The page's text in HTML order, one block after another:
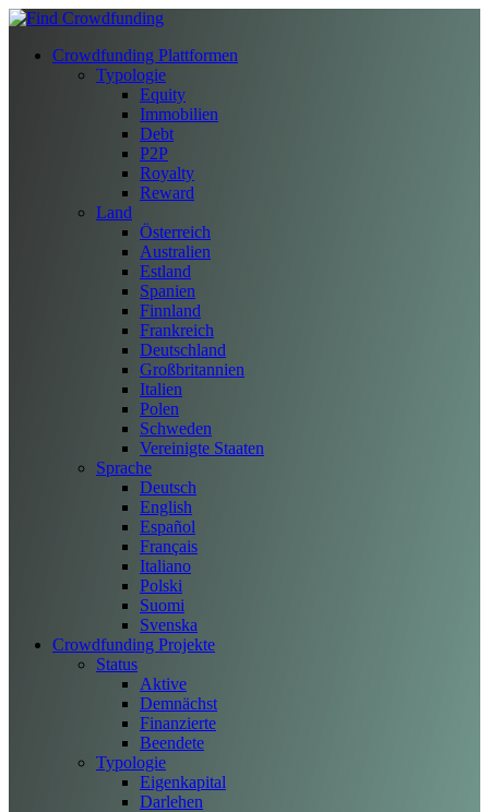
Crowdfunding Plattformen
Typologie
Equity
Immobilien
Debt
P2P
Royalty
Reward
Land
Österreich
Australien
Estland
Spanien
Finnland
Frankreich
Deutschland
Großbritannien
Italien
Polen
Schweden
Vereinigte Staaten
Sprache
Deutsch
English
Español
Français
Italiano
Polski
Suomi
Svenska
Crowdfunding Projekte
Status
Aktive
Demnächst
Finanzierte
Beendete
Typologie
Eigenkapital
Darlehen